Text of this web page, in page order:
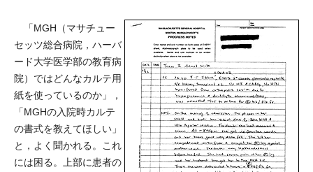
「MGH（マサチュー
セッツ総合病院，ハーバ
ード大学医学部の教育病
院）ではどんなカルテ用
紙を使っているのか」，
「MGHの入院時カルテ
の書式を教えてほしい」
と，よく聞かれる。これ
には困る。上部に患者の